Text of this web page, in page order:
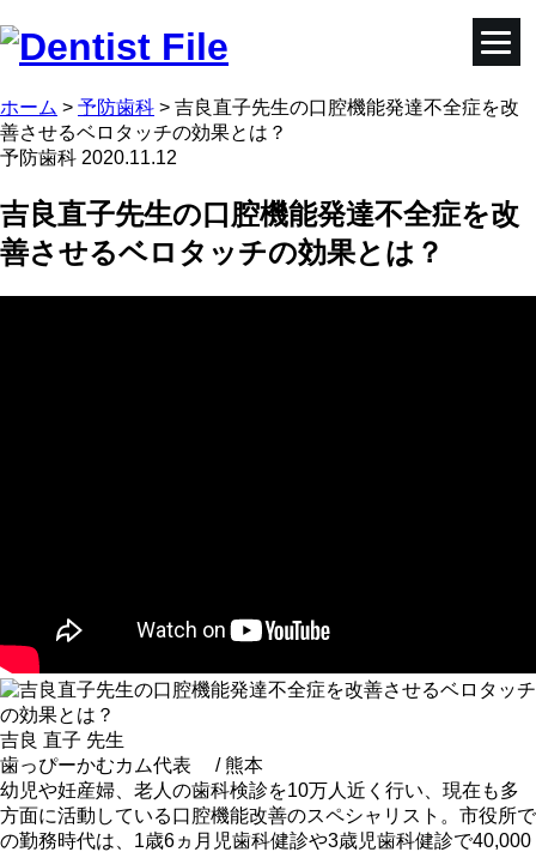
ホーム > 予防歯科 > 吉良直子先生の口腔機能発達不全症を改
善させるベロタッチの効果とは？
予防歯科 2020.11.12
吉良直子先生の口腔機能発達不全症を改
善させるベロタッチの効果とは？
吉良 直子 先生
歯っぴーかむカム代表 / 熊本
幼児や妊産婦、老人の歯科検診を10万人近く行い、現在も多
方面に活動している口腔機能改善のスペシャリスト。市役所で
の勤務時代は、1歳6ヵ月児歯科健診や3歳児歯科健診で40,000